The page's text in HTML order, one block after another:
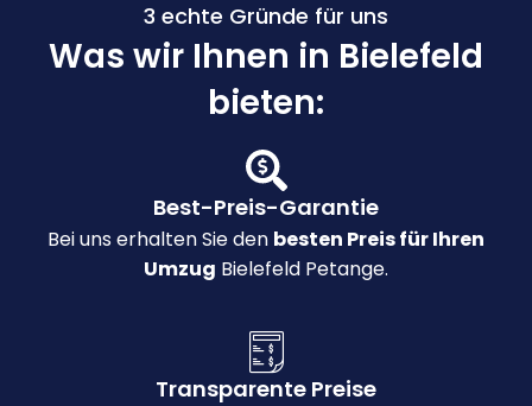
3 echte Gründe für uns
Was wir Ihnen in Bielefeld
bieten:
Best-Preis-Garantie
Bei uns erhalten Sie den besten Preis für Ihren
Umzug Bielefeld Petange.
Transparente Preise